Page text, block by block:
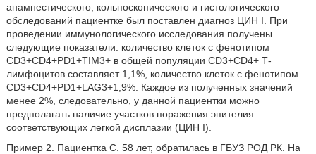
анамнестического, кольпоскопического и гистологического
обследований пациентке был поставлен диагноз ЦИН I. При
проведении иммунологического исследования получены
следующие показатели: количество клеток с фенотипом
CD3+CD4+PD1+TIM3+ в общей популяции CD3+CD4+ Т-
лимфоцитов составляет 1,1%, количество клеток с фенотипом
CD3+CD4+PD1+LAG3+1,9%. Каждое из полученных значений
менее 2%, следовательно, у данной пациентки можно
предполагать наличие участков поражения эпителия
соответствующих легкой дисплазии (ЦИН I).
Пример 2. Пациентка С. 58 лет, обратилась в ГБУЗ РОД РК. На